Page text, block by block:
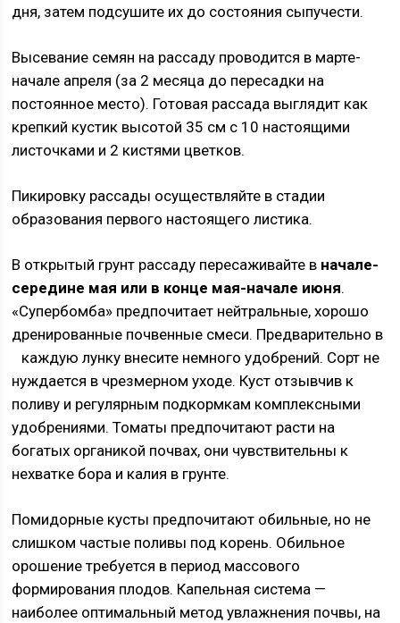
дня, затем подсушите их до состояния сыпучести.
Высевание семян на рассаду проводится в марте-
начале апреля (за 2 месяца до пересадки на
постоянное место). Готовая рассада выглядит как
крепкий кустик высотой 35 см с 10 настоящими
листочками и 2 кистями цветков.
Пикировку рассады осуществляйте в стадии
образования первого настоящего листика.
В открытый грунт рассаду пересаживайте в начале-
середине мая или в конце мая-начале июня.
«Супербомба» предпочитает нейтральные, хорошо
дренированные почвенные смеси. Предварительно в
каждую лунку внесите немного удобрений. Сорт не
нуждается в чрезмерном уходе. Куст отзывчив к
поливу и регулярным подкормкам комплексными
удобрениями. Томаты предпочитают расти на
богатых органикой почвах, они чувствительны к
нехватке бора и калия в грунте.
Помидорные кусты предпочитают обильные, но не
слишком частые поливы под корень. Обильное
орошение требуется в период массового
формирования плодов. Капельная система —
наиболее оптимальный метод увлажнения почвы, на